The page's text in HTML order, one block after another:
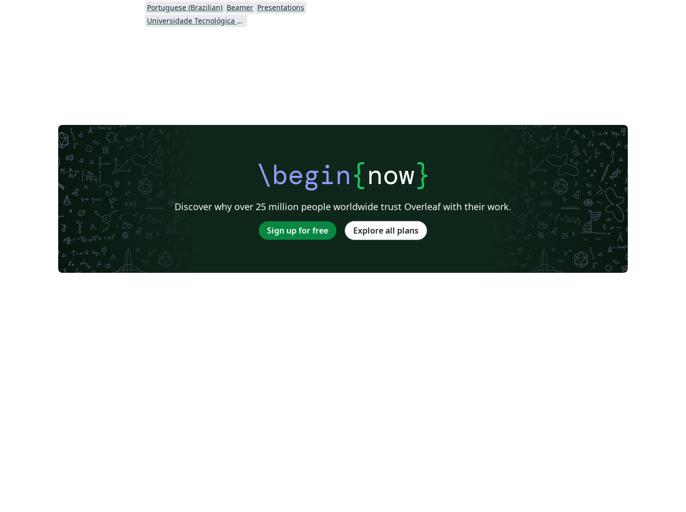
Portuguese (Brazilian) Beamer Presentations
Universidade Tecnológica Federal do Paraná (UTFPR)
\begin{now}
Discover why over 25 million people worldwide trust Overleaf with their work.
Sign up for free Explore all plans